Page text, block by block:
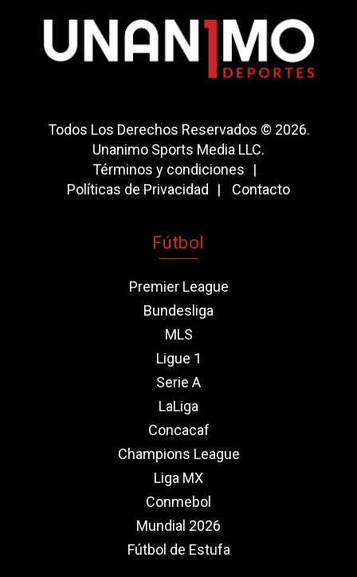
Todos Los Derechos Reservados © 2026.
Unanimo Sports Media LLC.
Términos y condiciones
Políticas de Privacidad
Contacto
Fútbol
Premier League
Bundesliga
MLS
Ligue 1
Serie A
LaLiga
Concacaf
Champions League
Liga MX
Conmebol
Mundial 2026
Fútbol de Estufa